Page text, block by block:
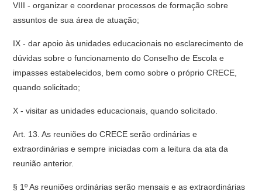
VIII - organizar e coordenar processos de formação sobre
assuntos de sua área de atuação;
IX - dar apoio às unidades educacionais no esclarecimento de
dúvidas sobre o funcionamento do Conselho de Escola e
impasses estabelecidos, bem como sobre o próprio CRECE,
quando solicitado;
X - visitar as unidades educacionais, quando solicitado.
Art. 13. As reuniões do CRECE serão ordinárias e
extraordinárias e sempre iniciadas com a leitura da ata da
reunião anterior.
§ 1º As reuniões ordinárias serão mensais e as extraordinárias